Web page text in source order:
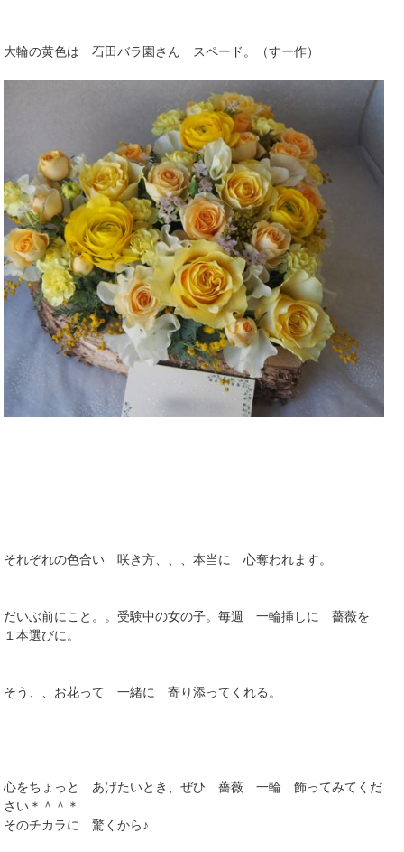
大輪の黄色は 石田バラ園さん スペード。（すー作）
それぞれの色合い 咲き方、、、本当に 心奪われます。
だいぶ前にこと。。受験中の女の子。毎週 一輪挿しに 薔薇を
１本選びに。
そう、、お花って 一緒に 寄り添ってくれる。
心をちょっと あげたいとき、ぜひ 薔薇 一輪 飾ってみてくだ
さい＊＾＾＊
そのチカラに 驚くから♪